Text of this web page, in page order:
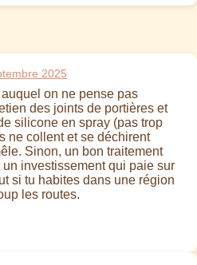
2025
on ne pense pas
des joints de portières et
silicone en spray (pas trop
ne collent et se déchirent
Sinon, un bon traitement
investissement qui paie sur
si tu habites dans une région
les routes.